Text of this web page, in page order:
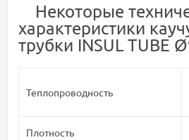
Некоторые
характеристики
трубки INSUL TUBE
Теплопроводность
Плотность